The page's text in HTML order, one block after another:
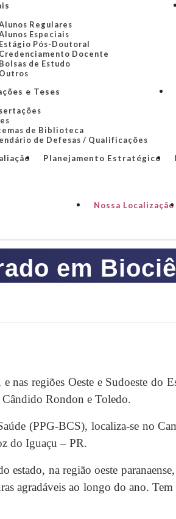
Regulares
Especiais
Estágio Pós-Doutoral
Credenciamento Docente
Bolsas de Estudo
Outros
e Teses
de Biblioteca
de Defesas / Qualificações
Planejamento Estratégico
Nossa Localização
em
nas regiões Oeste e Sudoeste do
Rondon e Toledo.
(PPG-BCS), localiza-se no
do Iguaçu – PR.
estado, na região oeste
agradáveis ao longo do ano.